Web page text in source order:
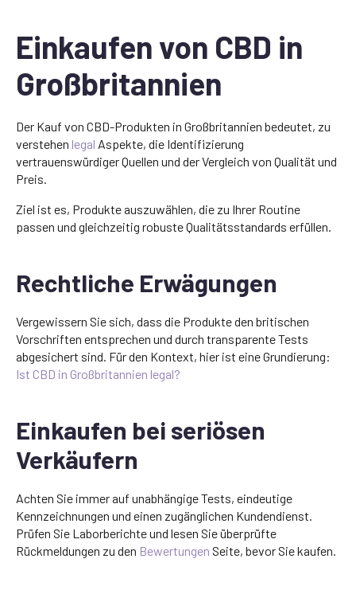
Einkaufen von CBD in
Großbritannien
Der Kauf von CBD-Produkten in Großbritannien bedeutet, zu
verstehen legal Aspekte, die Identifizierung
vertrauenswürdiger Quellen und der Vergleich von Qualität und
Preis.
Ziel ist es, Produkte auszuwählen, die zu Ihrer Routine
passen und gleichzeitig robuste Qualitätsstandards erfüllen.
Rechtliche Erwägungen
Vergewissern Sie sich, dass die Produkte den britischen
Vorschriften entsprechen und durch transparente Tests
abgesichert sind. Für den Kontext, hier ist eine Grundierung:
Ist CBD in Großbritannien legal?
Einkaufen bei seriösen
Verkäufern
Achten Sie immer auf unabhängige Tests, eindeutige
Kennzeichnungen und einen zugänglichen Kundendienst.
Prüfen Sie Laborberichte und lesen Sie überprüfte
Rückmeldungen zu den Bewertungen Seite, bevor Sie kaufen.